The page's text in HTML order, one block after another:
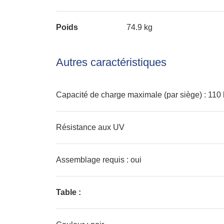
Poids 74.9 kg
Autres caractéristiques
Capacité de charge maximale (par siège) : 110
Résistance aux UV
Assemblage requis : oui
Table :